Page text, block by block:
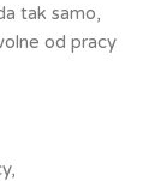
tak samo,
od pracy